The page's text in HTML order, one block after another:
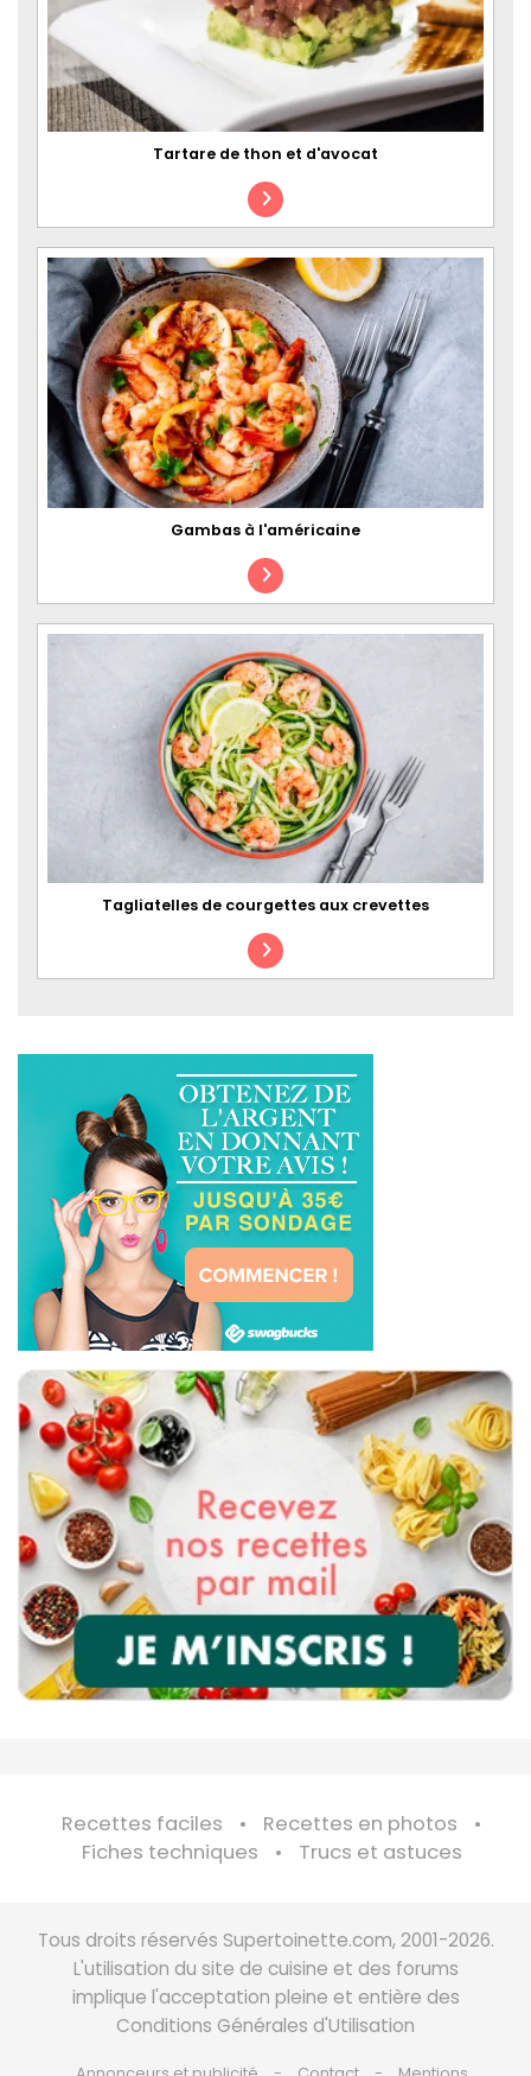
Tartare de thon et d'avocat
Gambas à l'américaine
Tagliatelles de courgettes aux crevettes
Recettes faciles
Recettes en photos
Fiches techniques
Trucs et astuces
Tous droits réservés Supertoinette.com, 2001-2026.
L'utilisation du site de cuisine et des forums
implique l'acceptation pleine et entière des
Conditions Générales d'Utilisation